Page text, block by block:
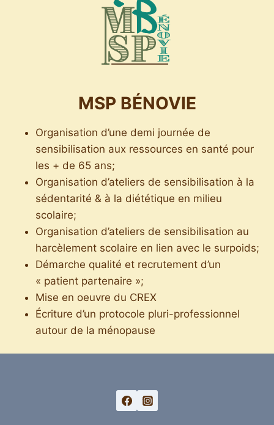
MSP BÉNOVIE
Organisation d’une demi journée de
sensibilisation aux ressources en santé pour
les + de 65 ans;
Organisation d’ateliers de sensibilisation à la
sédentarité & à la diététique en milieu
scolaire;
Organisation d’ateliers de sensibilisation au
harcèlement scolaire en lien avec le surpoids;
Démarche qualité et recrutement d’un
« patient partenaire »;
Mise en oeuvre du CREX
Écriture d’un protocole pluri-professionnel
autour de la ménopause